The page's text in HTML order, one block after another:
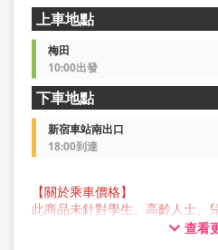
上車地點
梅田
10:00出發
下車地點
新宿車站南出口
18:00到達
【關於乘車價格】
此商品未針對學生、高齡人士、
所有顧客預約時均請選擇成人價
查看